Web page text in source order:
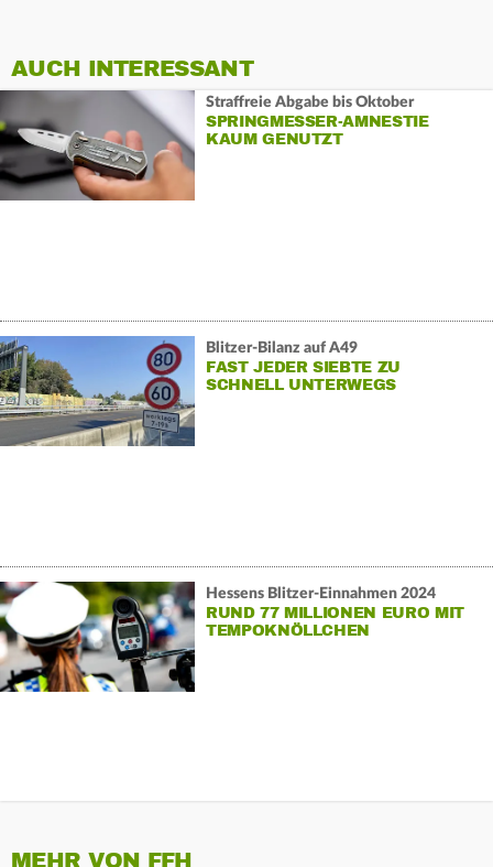
AUCH INTERESSANT
Straffreie Abgabe bis Oktober
SPRINGMESSER-AMNESTIE
KAUM GENUTZT
Blitzer-Bilanz auf A49
FAST JEDER SIEBTE ZU
SCHNELL UNTERWEGS
Hessens Blitzer-Einnahmen 2024
RUND 77 MILLIONEN EURO MIT
TEMPOKNÖLLCHEN
MEHR VON FFH